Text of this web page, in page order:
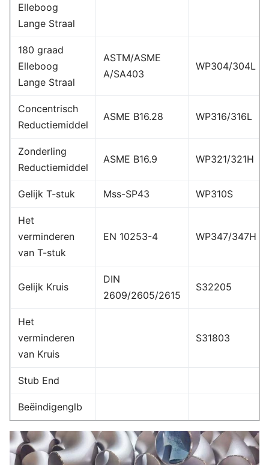
Elleboog
Lange Straal
180 graad
Elleboog
Lange Straal
ASTM/ASME
A/SA403
WP304/304L
Concentrisch
Reductiemiddel
ASME B16.28 WP316/316L
Zonderling
Reductiemiddel
ASME B16.9 WP321/321H
Gelijk T-stuk Mss-SP43 WP310S
Het
verminderen
van T-stuk
EN 10253-4 WP347/347H
Gelijk Kruis
DIN
2609/2605/2615
S32205
Het
verminderen
van Kruis
S31803
Stub End
Beëindigenglb